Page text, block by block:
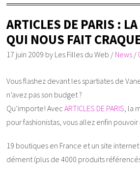
ARTICLES DE PARIS :
QUI NOUS FAIT
17 juin 2009 by Les Filles du Web / News /
Vous flashez devant les spartiates de
n’avez pas son budget ?
Qu’importe! AvecARTICLES DE PARIS, la
pour fashionistas, vous allez enfin
19 boutiques en France et un site
dément (plus de 4000 produits